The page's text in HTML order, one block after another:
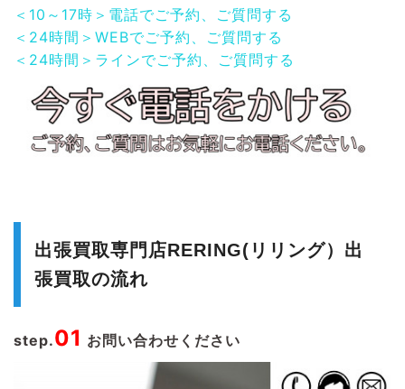
＜10～17時＞電話でご予約、ご質問する
＜24時間＞WEBでご予約、ご質問する
＜24時間＞ラインでご予約、ご質問する
出張買取専門店RERING(リリング）出
張買取の流れ
step.01 お問い合わせください